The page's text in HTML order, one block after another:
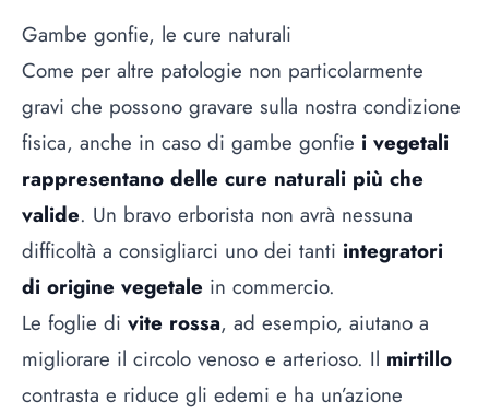
Gambe gonfie, le cure naturali
Come per altre patologie non particolarmente
gravi che possono gravare sulla nostra condizione
fisica, anche in caso di gambe gonfie i vegetali
rappresentano delle cure naturali più che
valide. Un bravo erborista non avrà nessuna
difficoltà a consigliarci uno dei tanti integratori
di origine vegetale in commercio.
Le foglie di vite rossa, ad esempio, aiutano a
migliorare il circolo venoso e arterioso. Il mirtillo
contrasta e riduce gli edemi e ha un’azione